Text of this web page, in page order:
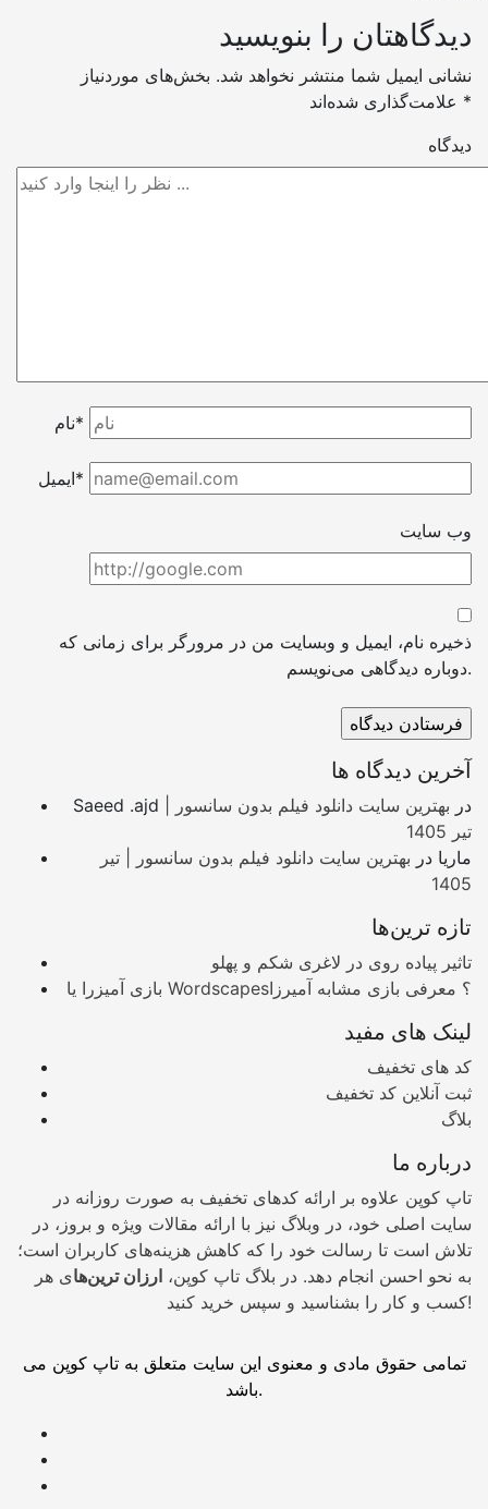
دیدگاهتان را بنویسید
نشانی ایمیل شما منتشر نخواهد شد. بخش‌های موردنیاز
*
دیدگاه
نام*
ایمیل*
وب سایت
ذخیره نام، ایمیل و وبسایت من در مرورگر برای زمانی که
دوباره دیدگاهی می‌نویسم.
آخرین دیدگاه ها
Saeed .ajd در بهترین سایت دانلود فیلم بدون سانسور |
تیر 1405
ماریا در بهترین سایت دانلود فیلم بدون سانسور | تیر
1405
تازه ترین‌ها
تاثیر پیاده روی در لاغری شکم و پهلو
بازی آمیزرا یا Wordscapes؟ معرفی بازی مشابه آمیرزا
لینک های مفید
کد های تخفیف
ثبت آنلاین کد تخفیف
بلاگ
درباره ما
تاپ کوپن علاوه بر ارائه کدهای تخفیف به صورت روزانه در
سایت اصلی خود، در وبلاگ نیز با ارائه مقالات ویژه و بروز، در
تلاش است تا رسالت خود را که کاهش هزینه‌های کاربران است؛
به نحو احسن انجام دهد. در بلاگ تاپ کوپن، ارزان ترین‌های هر
کسب و کار را بشناسید و سپس خرید کنید!
تمامی حقوق مادی و معنوی این سایت متعلق به تاپ کوپن می
باشد.